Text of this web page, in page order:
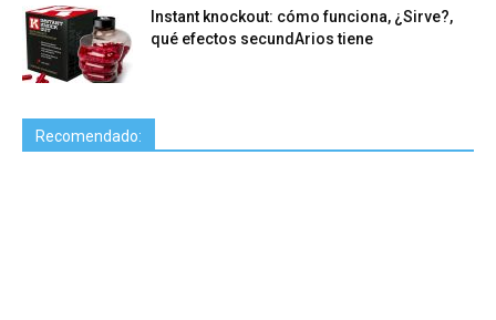
Instant knockout: cómo funciona, ¿Sirve?,
qué efectos secundArios tiene
Recomendado: